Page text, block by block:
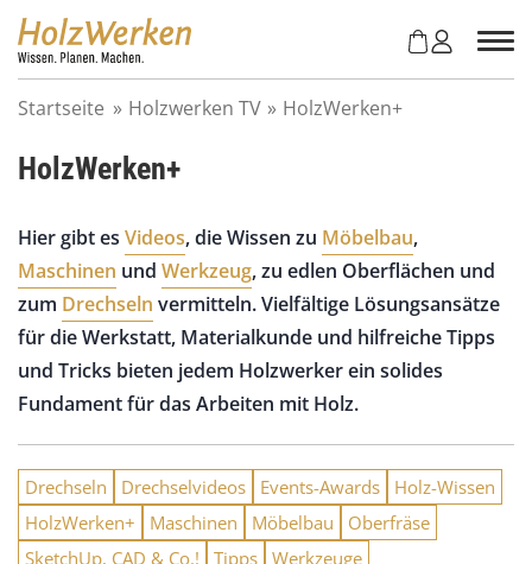
Startseite » Holzwerken TV » HolzWerken+
HolzWerken+
Hier gibt es Videos, die Wissen zu Möbelbau,
Maschinen und Werkzeug, zu edlen Oberflächen und
zum Drechseln vermitteln. Vielfältige Lösungsansätze
für die Werkstatt, Materialkunde und hilfreiche Tipps
und Tricks bieten jedem Holzwerker ein solides
Fundament für das Arbeiten mit Holz.
Drechseln Drechselvideos Events-Awards
Holz-Wissen
HolzWerken+
Maschinen Möbelbau
Oberfräse
SketchUp, CAD & Co.!
Tipps Werkzeuge